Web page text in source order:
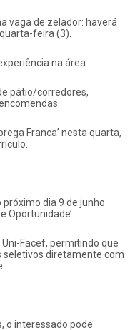
vaga de zelador: haverá
feira (3).
na área.
pátio/corredores,
Franca’ nesta quarta,
dia 9 de junho
Oportunidade’.
Facef, permitindo que
seletivos diretamente com
o interessado pode